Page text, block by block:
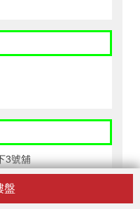
盤
3號舖